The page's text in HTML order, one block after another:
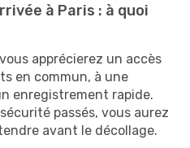
à Paris : à quoi
apprécierez un accès
en commun, à une
enregistrement rapide.
passés, vous aurez
avant le décollage.